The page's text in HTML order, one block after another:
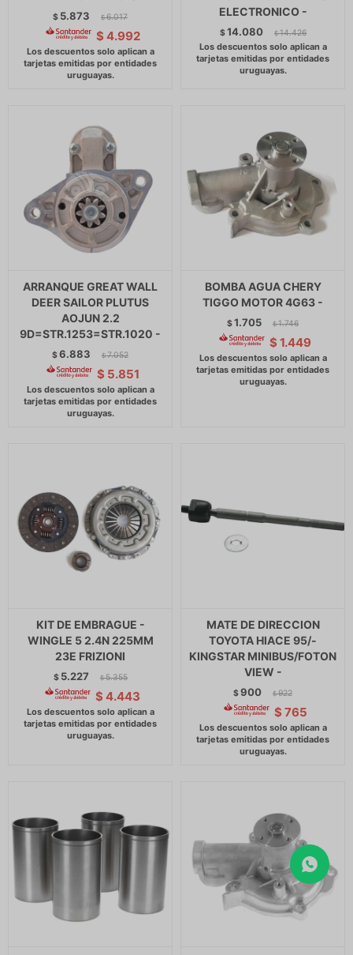
$ 5.873 $ 6.017
$ 4.992
ELECTRONICO -
$14.080 $ 14.426
ARRANQUE GREAT WALL
DEER SAILOR PLUTUS
AOJUN 2.2
9D=STR.1253=STR.1020 -
$6.883 $ 7.052
$ 5.851
BOMBA AGUA CHERY
TIGGO MOTOR 4G63 -
$1.705 $ 1.746
$ 1.449
KIT DE EMBRAGUE -
WINGLE 5 2.4N 225MM
23E FRIZIONI
$ 5.227 $ 5.355
$ 4.443
MATE DE DIRECCION
TOYOTA HIACE 95/-
KINGSTAR MINIBUS/FOTON
VIEW -
$900 $ 922
$ 765